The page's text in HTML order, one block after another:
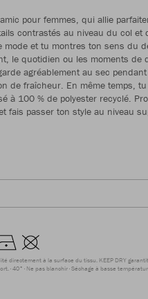
pour femmes, qui allie
contrastés au niveau du col et
mode et tu montres ton sens du
le quotidien ou les moments de
agréablement au sec
de fraîcheur. En même temps,
à 100 % de polyester recyclé.
fais passer ton style au niveau
directement à la surface du tissu. KEEP DRY
40° Ne pas blanchir Séchage à basse